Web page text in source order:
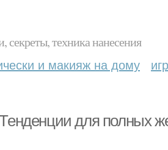
техника нанесения
и макияж на дому
для полных